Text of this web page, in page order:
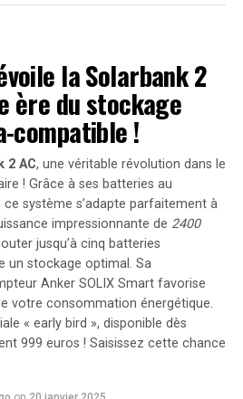
un patient répond à trois
il devrait être orienté
et un suivi médical
relation entre AOS
de Columbia a décrit
la progression du diabète
poule et d’œuf ». Les
taux plus élevé d’AOS en
nerveuse autonome, qui affecte
mais cette même dysfonction
à la progression du diabète.
de la manière d’isoler l’AOS
la Solarbank 2
ère du stockage
compatible !
2 AC, une véritable révolution dans le
! Grâce à ses batteries au
système s’adapte parfaitement à
impressionnante de 2400
jusqu’à cinq batteries
un stockage optimal. Sa
Anker SOLIX Smart favorise
votre consommation énergétique.
« early bird », disponible dès
999 euros ! Saisissez cette chance